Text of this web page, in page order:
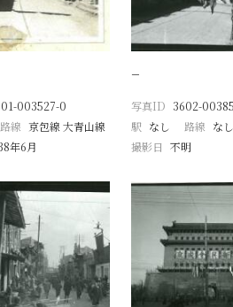
003527-0
路線 京包線 大青山線
年6月
−
写真ID 3602-
駅 なし 路線 なし
撮影日 不明